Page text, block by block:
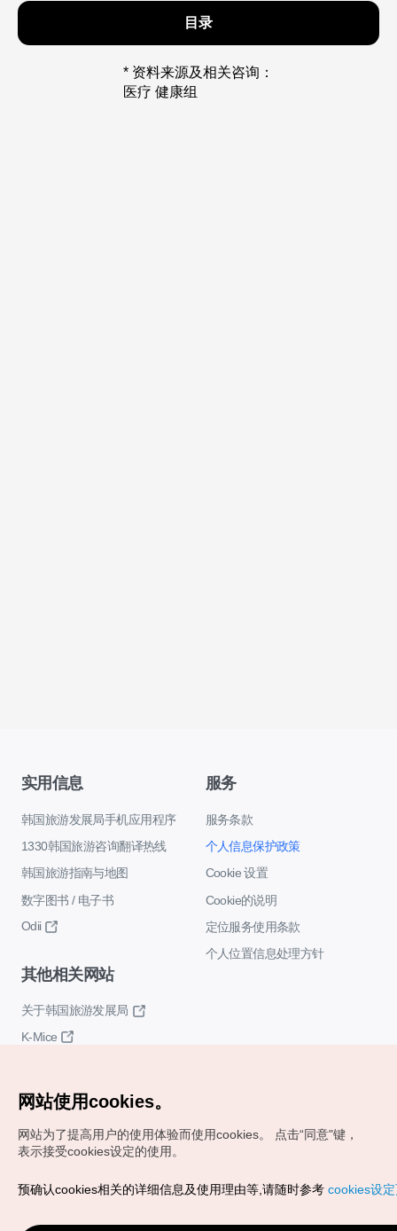
目录
* 资料来源及相关咨询：
医疗 健康组
实用信息
韩国旅游发展局手机应用程序
1330韩国旅游咨询翻译热线
韩国旅游指南与地图
数字图书 / 电子书
Odii
服务
服务条款
个人信息保护政策
Cookie 设置
Cookie的说明
定位服务使用条款
个人位置信息处理方针
其他相关网站
关于韩国旅游发展局
K-Mice
Copyrights (c) 韩国旅游发展局版权所有
VISITKOREA官方邮箱
网站使用cookies。
网站为了提高用户的使用体验而使用cookies。
点击“同意"键，
表示接受cookies设定的使用。
预确认cookies相关的详细信息及使用理由等,请随时参考 cookies设